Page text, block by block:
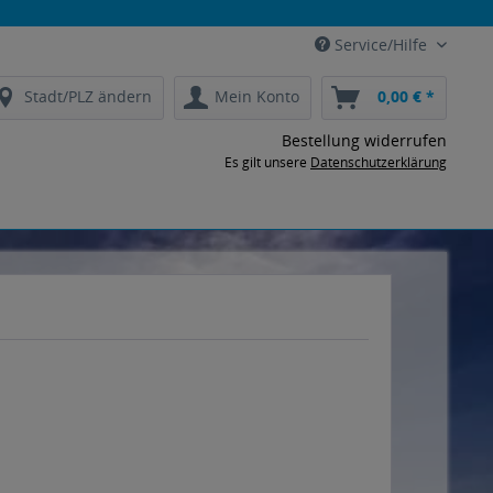
Service/Hilfe
Stadt/PLZ ändern Mein Konto 0,00 € *
Bestellung widerrufen
Es gilt unsere Datenschutzerklärung